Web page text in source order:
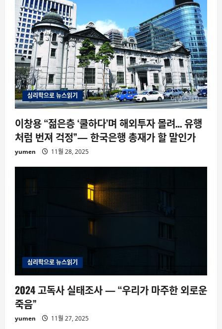
심리학으로 뉴스읽기
이창용 “젊은층 ‘쿨하다’며 해외투자 몰려… 유행
처럼 번져 걱정”— 한국은행 총재가 할 말인가
yumen 11월 28, 2025
심리학으로 뉴스읽기
2024 고독사 실태조사 — “우리가 마주한 외로운
죽음”
yumen 11월 27, 2025